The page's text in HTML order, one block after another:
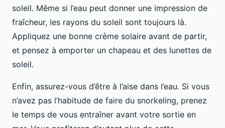
soleil. Même si l’eau peut donner une impression de
fraîcheur, les rayons du soleil sont toujours là.
Appliquez une bonne crème solaire avant de partir,
et pensez à emporter un chapeau et des lunettes de
soleil.
Enfin, assurez-vous d’être à l’aise dans l’eau. Si vous
n’avez pas l’habitude de faire du snorkeling, prenez
le temps de vous entraîner avant votre sortie en